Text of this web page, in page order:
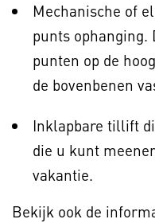
Mechanische of
punts ophanging.
punten op de
de bovenbenen
Inklapbare tillift
die u kunt
vakantie.
Bekijk ook de